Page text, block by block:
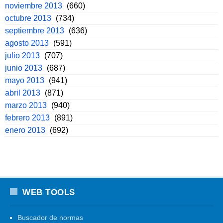
noviembre 2013 (660)
octubre 2013 (734)
septiembre 2013 (636)
agosto 2013 (591)
julio 2013 (707)
junio 2013 (687)
mayo 2013 (941)
abril 2013 (871)
marzo 2013 (940)
febrero 2013 (891)
enero 2013 (692)
WEB TOOLS
Buscador de normas